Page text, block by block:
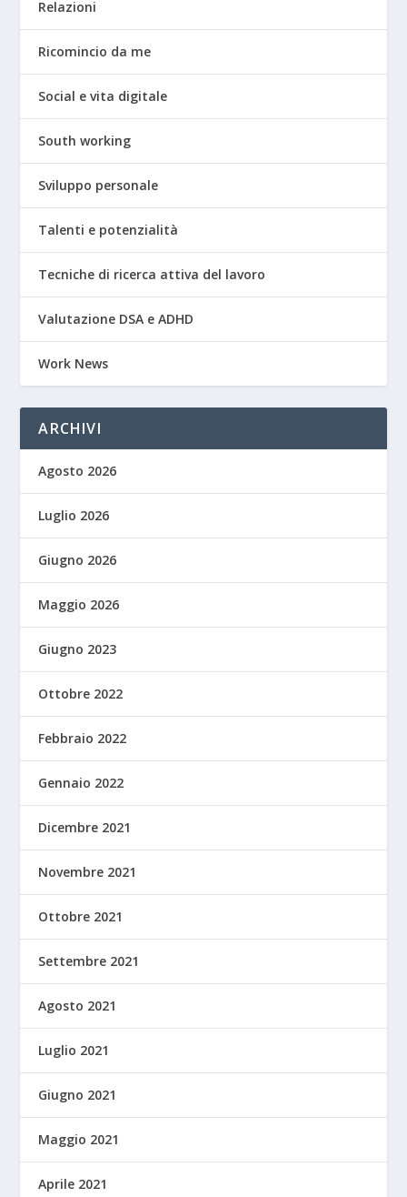
Relazioni
Ricomincio da me
Social e vita digitale
South working
Sviluppo personale
Talenti e potenzialità
Tecniche di ricerca attiva del lavoro
Valutazione DSA e ADHD
Work News
ARCHIVI
Agosto 2026
Luglio 2026
Giugno 2026
Maggio 2026
Giugno 2023
Ottobre 2022
Febbraio 2022
Gennaio 2022
Dicembre 2021
Novembre 2021
Ottobre 2021
Settembre 2021
Agosto 2021
Luglio 2021
Giugno 2021
Maggio 2021
Aprile 2021